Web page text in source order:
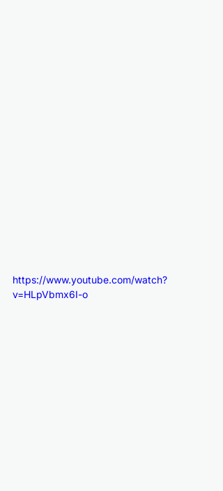
https://www.youtube.com/watch?
v=HLpVbmx6I-o